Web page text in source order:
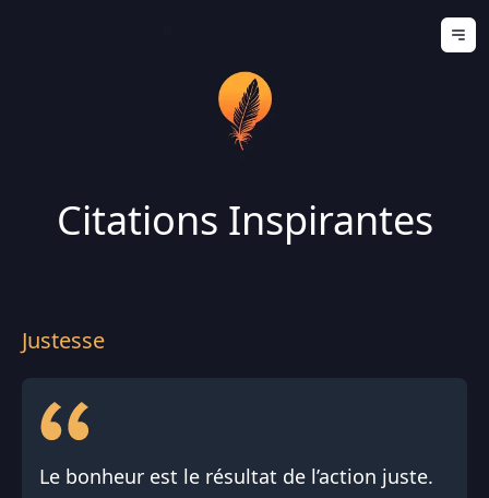
Citations Inspirantes
Justesse
Le bonheur est le résultat de l’action juste.